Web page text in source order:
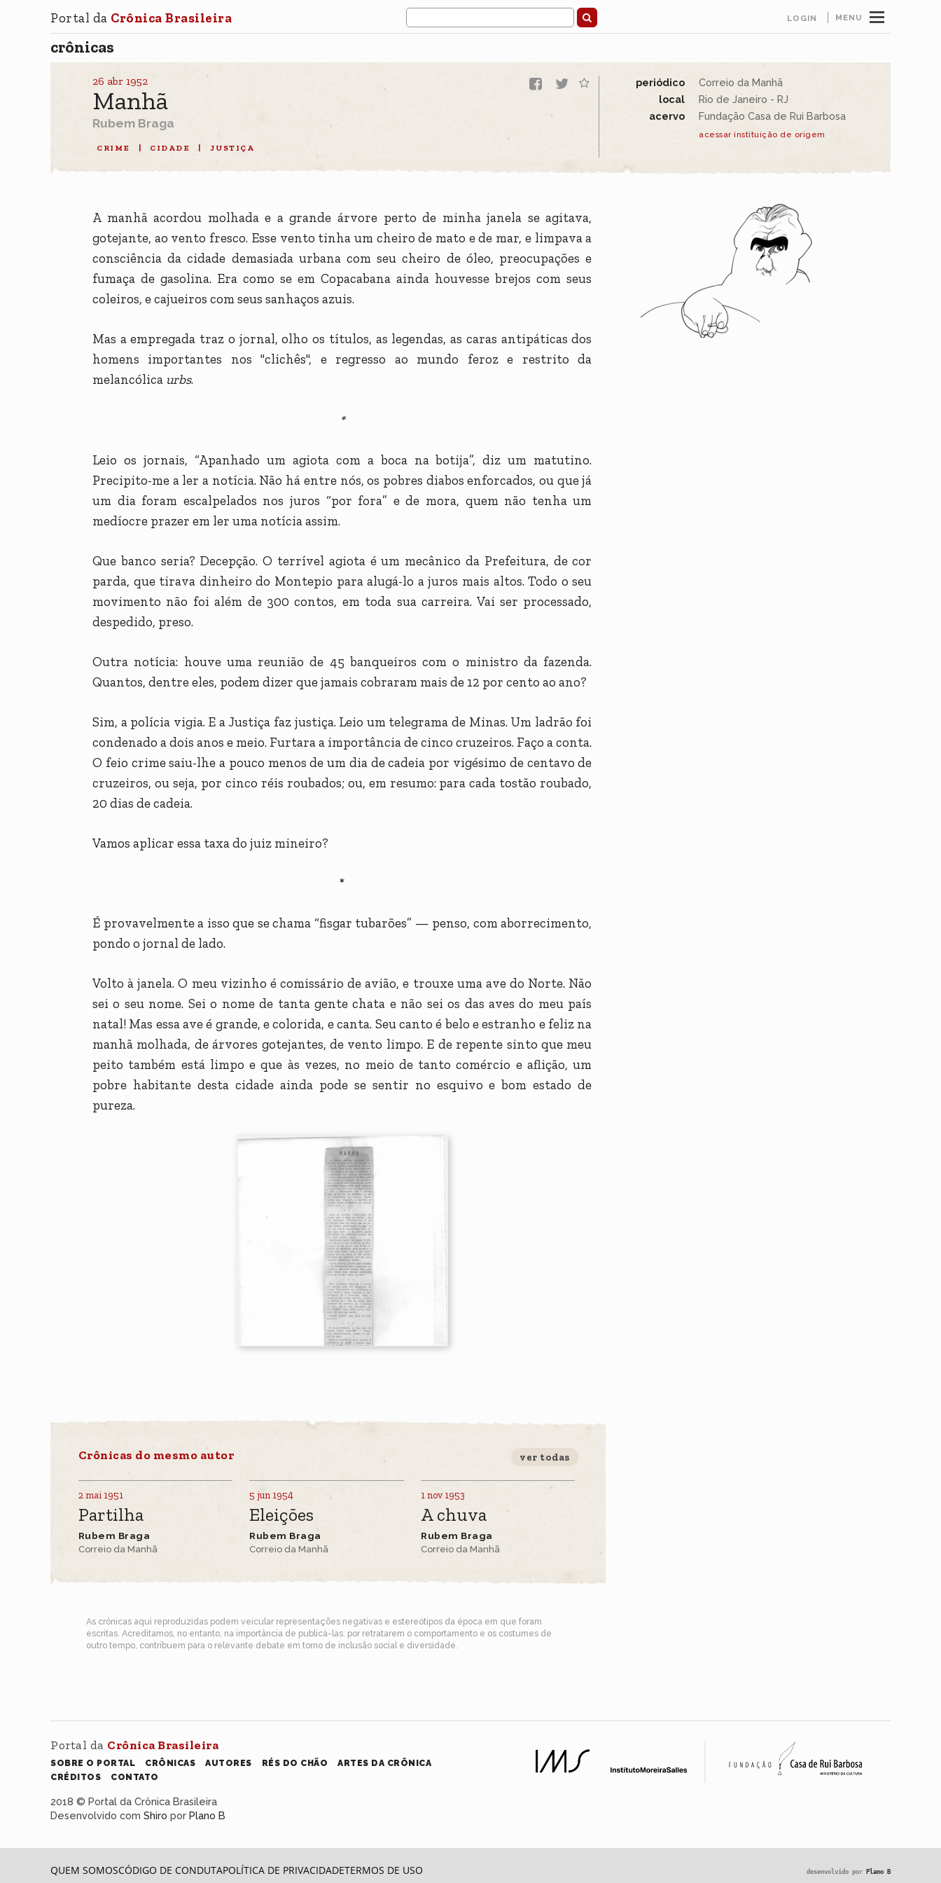
MENU
Portal da Crônica Brasileira LOGIN
crônicas
26 abr 1952
Manhã
Rubem Braga
CRIME CIDADE JUSTIÇA
periódico
Correio da Manhã
local
Rio de Janeiro - RJ
acervo
Fundação Casa de Rui Barbosa
acessar instituição de origem
A manhã acordou molhada e a grande árvore perto de minha janela se agitava,
gotejante, ao vento fresco. Esse vento tinha um cheiro de mato e de mar, e limpava a
consciência da cidade demasiada urbana com seu cheiro de óleo, preocupações e
fumaça de gasolina. Era como se em Copacabana ainda houvesse brejos com seus
coleiros, e cajueiros com seus sanhaços azuis.
Mas a empregada traz o jornal, olho os títulos, as legendas, as caras antipáticas dos
homens importantes nos "clichês", e regresso ao mundo feroz e restrito da
melancólica urbs.
*
Leio os jornais, “Apanhado um agiota com a boca na botija”, diz um matutino.
Precipito-me a ler a notícia. Não há entre nós, os pobres diabos enforcados, ou que já
um dia foram escalpelados nos juros “por fora” e de mora, quem não tenha um
medíocre prazer em ler uma notícia assim.
Que banco seria? Decepção. O terrível agiota é um mecânico da Prefeitura, de cor
parda, que tirava dinheiro do Montepio para alugá-lo a juros mais altos. Todo o seu
movimento não foi além de 300 contos, em toda sua carreira. Vai ser processado,
despedido, preso.
Outra notícia: houve uma reunião de 45 banqueiros com o ministro da fazenda.
Quantos, dentre eles, podem dizer que jamais cobraram mais de 12 por cento ao ano?
Sim, a polícia vigia. E a Justiça faz justiça. Leio um telegrama de Minas. Um ladrão foi
condenado a dois anos e meio. Furtara a importância de cinco cruzeiros. Faço a conta.
O feio crime saiu-lhe a pouco menos de um dia de cadeia por vigésimo de centavo de
cruzeiros, ou seja, por cinco réis roubados; ou, em resumo: para cada tostão roubado,
20 dias de cadeia.
Vamos aplicar essa taxa do juiz mineiro?
*
É provavelmente a isso que se chama “fisgar tubarões” — penso, com aborrecimento,
pondo o jornal de lado.
Volto à janela. O meu vizinho é comissário de avião, e trouxe uma ave do Norte. Não
sei o seu nome. Sei o nome de tanta gente chata e não sei os das aves do meu país
natal! Mas essa ave é grande, e colorida, e canta. Seu canto é belo e estranho e feliz na
manhã molhada, de árvores gotejantes, de vento limpo. E de repente sinto que meu
peito também está limpo e que às vezes, no meio de tanto comércio e aflição, um
pobre habitante desta cidade ainda pode se sentir no esquivo e bom estado de
pureza.
Crônicas do mesmo autor ver todas
2 mai 1951
Partilha
Rubem Braga
Correio da Manhã
5 jun 1954
Eleições
Rubem Braga
Correio da Manhã
1 nov 1953
A chuva
Rubem Braga
Correio da Manhã
As crônicas aqui reproduzidas podem veicular representações negativas e estereótipos da época em que foram
escritas. Acreditamos, no entanto, na importância de publicá-las: por retratarem o comportamento e os costumes de
outro tempo, contribuem para o relevante debate em torno de inclusão social e diversidade.
Portal da Crônica Brasileira
SOBRE O PORTAL CRÔNICAS AUTORES RÉS DO CHÃO
ARTES DA CRÔNICA
CRÉDITOS
CONTATO
2018 © Portal da Crônica Brasileira
Desenvolvido com Shiro por Plano B
QUEM SOMOSCÓDIGO DE CONDUTAPOLÍTICA DE PRIVACIDADETERMOS DE USO desenvolvido por Plano B